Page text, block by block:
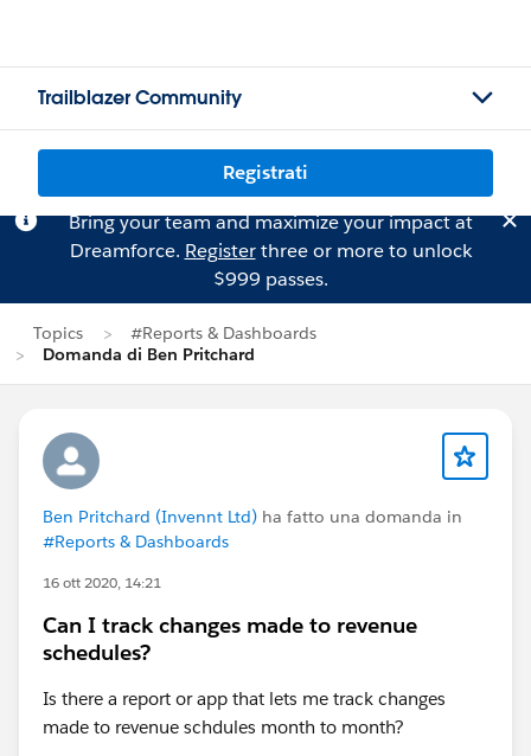
Trailblazer Community
Registrati
Bring your team and maximize your impact at
Dreamforce. Registerthree or more to unlock
$999 passes.
Topics
#Reports & Dashboards
Domanda di Ben Pritchard
Ben Pritchard (Invennt Ltd) ha fatto una domanda in
#Reports & Dashboards
16 ott 2020, 14:21
Can I track changes made to revenue
schedules?
Is there a report or app that lets me track changes
made to revenue schdules month to month?